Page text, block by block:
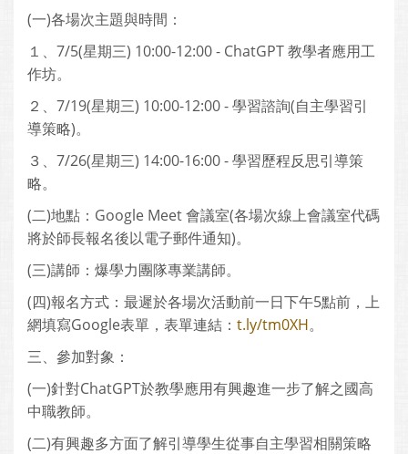
(一)各場次主題與時間：
１、7/5(星期三) 10:00-12:00 - ChatGPT 教學者應用工
作坊。
２、7/19(星期三) 10:00-12:00 - 學習諮詢(自主學習引
導策略)。
３、7/26(星期三) 14:00-16:00 - 學習歷程反思引導策
略。
(二)地點：Google Meet 會議室(各場次線上會議室代碼
將於師長報名後以電子郵件通知)。
(三)講師：爆學力團隊專業講師。
(四)報名方式：最遲於各場次活動前一日下午5點前，上
網填寫Google表單，表單連結： t.ly/tm0XH。
三、參加對象：
(一)針對ChatGPT於教學應用有興趣進一步了解之國高
中職教師。
(二)有興趣多方面了解引導學生從事自主學習相關策略